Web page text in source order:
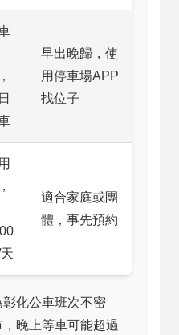
早出晚歸，使
用停車場APP
找位子
適合家庭或團
體，事先預約
化公車班次不密
晚上等車可能超過